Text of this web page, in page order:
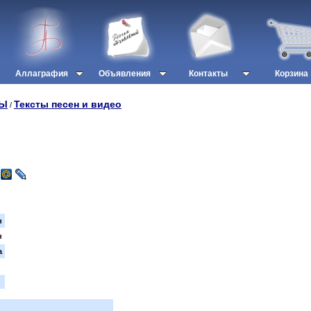
Аллаграфия Объявления Контакты Корзина
/ Тексты песен и видео